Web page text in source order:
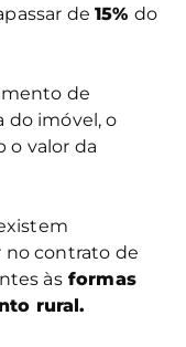
de15% do
de
do imóvel, o
o valor da
no contrato de
àsformas
rural.